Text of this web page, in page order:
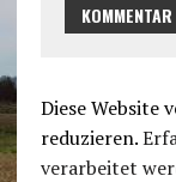
Diese Website
reduzieren.
verarbeitet